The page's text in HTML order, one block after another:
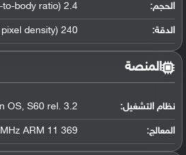
الحجم: 2.4 inches (~32.2% screen-to-body ratio)
الدقة: 240 x 320 pixels (~167 ppi pixel density)
المنصة
نظام التشغيل:
OS, S60 rel. 3.2
المعالج:
369 MHz ARM 11